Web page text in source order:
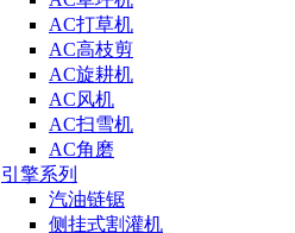
AC打草机
AC高枝剪
AC旋耕机
AC风机
AC扫雪机
AC角磨
引擎系列
汽油链锯
侧挂式割灌机